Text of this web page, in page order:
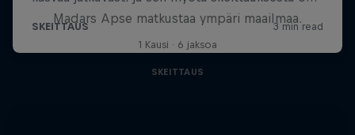
Madars Apse matkustaa ympäri maailmaa.
1 Kausi · 6 jaksoa
SKEITTAUS